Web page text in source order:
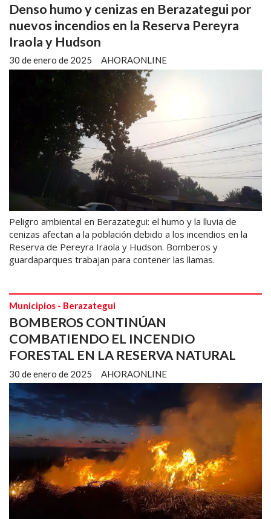
Denso humo y cenizas en Berazategui por
nuevos incendios en la Reserva Pereyra
Iraola y Hudson
AHORAONLINE
30 de enero de 2025
Peligro ambiental en Berazategui: el humo y la lluvia de
cenizas afectan a la población debido a los incendios en la
Reserva de Pereyra Iraola y Hudson. Bomberos y
guardaparques trabajan para contener las llamas.
BOMBEROS CONTINÚAN
COMBATIENDO EL INCENDIO
FORESTAL EN LA RESERVA NATURAL
AHORAONLINE
Municipios - Berazategui
30 de enero de 2025